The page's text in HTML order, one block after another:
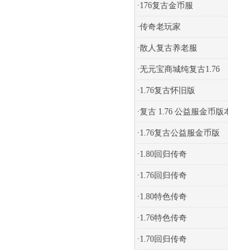
·176复古金币服
·传奇老玩家
·散人复古养老服
·无元宝商城纯复古1.76
·1.76复古怀旧版
·复古 1.76 公益服金币版
·1.76复古公益服金币版
·1.80回归传奇
·1.76回归传奇
·1.80特色传奇
·1.76特色传奇
·1.70回归传奇